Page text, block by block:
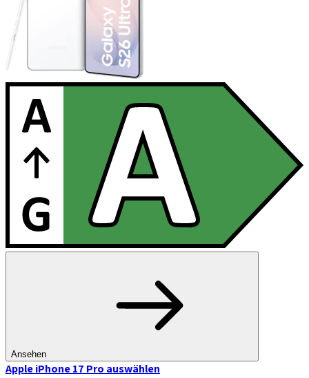
Ansehen
Apple iPhone 17 Pro auswählen